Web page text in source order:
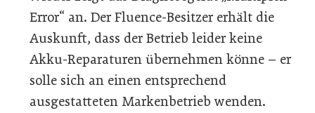
Error“ an. Der Fluence-Besitzer erhält die
Auskunft, dass der Betrieb leider keine
Akku-Reparaturen übernehmen könne – er
solle sich an einen entsprechend
ausgestatteten Markenbetrieb wenden.